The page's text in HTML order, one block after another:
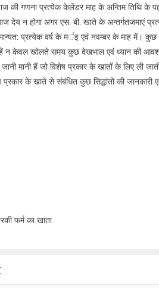
की गणना प्रत्येक केलेंडर माह के अन्तिम तिथि के
देय न होगा अगर एस. बी. खाते के अन्तर्गतजमाएं
प्रत्येक वर्ष के मर्इ एवं नवम्बर के माह में।
न केवल खोलते समय कुछ देखभाल एवं ध्यान की
मानी हैं जो विशेष प्रकार के खातों के लिए ली
के खाते से संबंधित कुछ सिद्धांतों की जानकारी
फर्म का खाता